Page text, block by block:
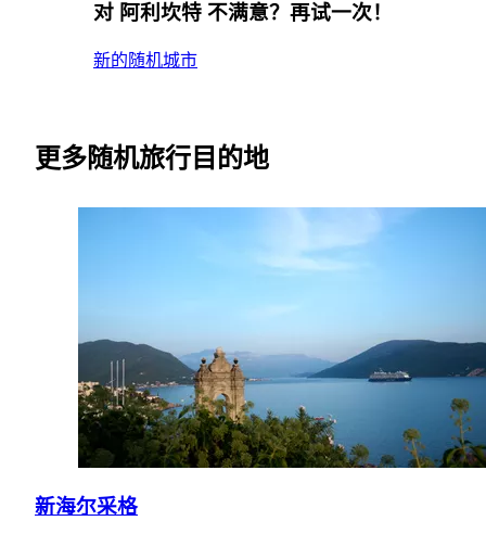
对 阿利坎特 不满意？再试一次！
新的随机城市
更多随机旅行目的地
新海尔采格